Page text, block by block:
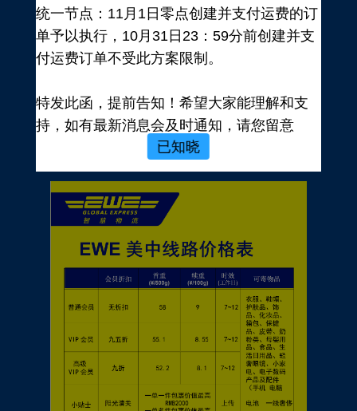
登录
注册新手有礼
价格表
统一节点：11月1日零点创建并支付运费的订
单予以执行，10月31日23：59分前创建并支
付运费订单不受此方案限制。
特发此函，提前告知！希望大家能理解和支
持，如有最新消息会及时通知，请您留意
EWE转运官网公告，再次感谢您的配合与支
持！
EWE US EXPRESS INC.
2023年10月19日
已知晓